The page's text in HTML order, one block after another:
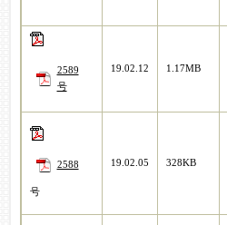
2589
号
19.02.12 1.17MB
2588
号
19.02.05 328KB